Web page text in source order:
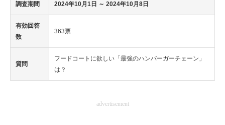
調査期間 2024年10月1日 ～ 2024年10月8日
有効回答
数
363票
質問
フードコートに欲しい「最強のハンバーガーチェーン」
は？
advertisement